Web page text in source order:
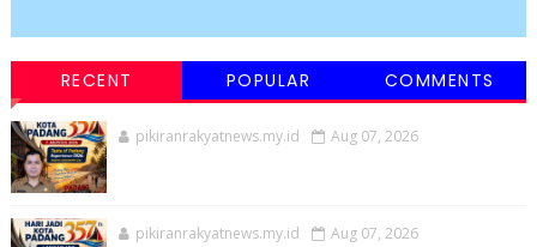
RECENT POPULAR COMMENTS
pikiranrakyatnews.my.id Aug 07, 2026
pikiranrakyatnews.my.id Aug 07, 2026